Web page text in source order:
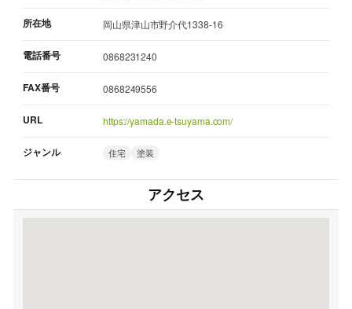
所在地 岡山県津山市野介代1338-16
電話番号 0868231240
FAX番号 0868249556
URL https://yamada.e-tsuyama.com/
ジャンル 住宅 塗装
アクセス